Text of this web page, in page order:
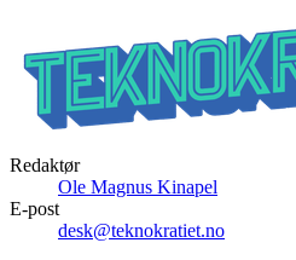
Redaktør
Ole Magnus Kinapel
E-post
desk@teknokratiet.no